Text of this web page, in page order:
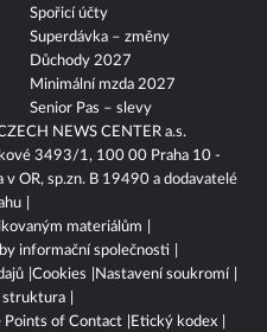
NEWS CENTER a.s.
3493/1, 100 00 Praha 10 -
OR, sp.zn. B 19490 a dodavatelé
materiálům
informační společnosti
Cookies
Nastavení soukromí
struktura
Points of Contact
Etický kodex
Spořicí účty
Superdávka – změny
Důchody 2027
Minimální mzda 2027
Senior Pas – slevy